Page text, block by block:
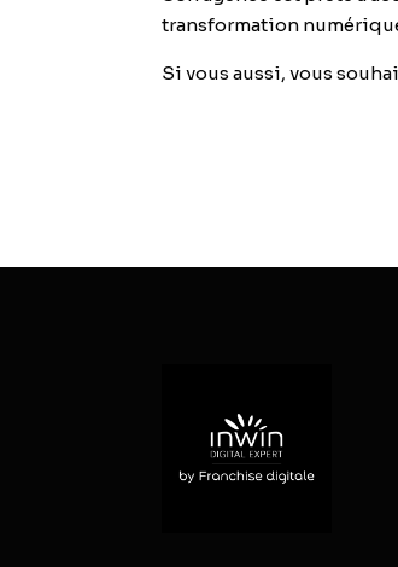
transformation
Si vous aussi, vous